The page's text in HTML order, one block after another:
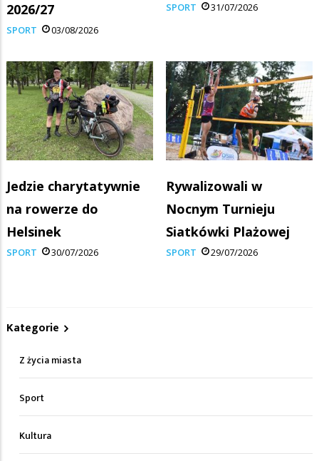
2026/27
SPORT 03/08/2026
SPORT 31/07/2026
Jedzie charytatywnie
na rowerze do
Helsinek
SPORT 30/07/2026
Rywalizowali w
Nocnym Turnieju
Siatkówki Plażowej
SPORT 29/07/2026
Kategorie
Z życia miasta
Sport
Kultura